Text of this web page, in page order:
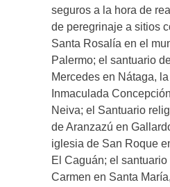
seguros a la hora de
de peregrinaje a sitios
Santa Rosalía en el
Palermo; el santuario
Mercedes en Nátaga, la
Inmaculada
Neiva; el Santuario
de Aranzazú en
iglesia de San Roque
El Caguán; el santuario
Carmen en Santa